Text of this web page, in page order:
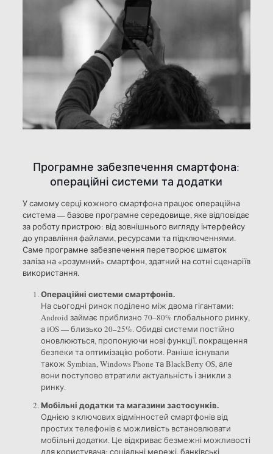
Програмне забезпечення смартфона:
операційні системи та додатки
У самому серці кожного смартфона працює операційна
система — базове програмне середовище, яке відповідає
за роботу пристрою: від зовнішнього вигляду інтерфейсу
до управління файлами, ресурсами та підключеннями.
Саме програмне забезпечення перетворює шматок
заліза на «розумний» смартфон, здатний на сотні сценаріїв
використання.
Операційні системи смартфонів.
На сьогодні ринок поділено між двома гігантами:
Android займає приблизно 70–80% глобального ринку,
а iOS — близько 20–25%. Обидві системи постійно
оновлюються, пропонуючи нові функції, покращення
безпеки та оптимізацію роботи. Раніше існували
також Symbian, Windows Phone та BlackBerry OS, але
вони поступово втратили актуальність і зникли з
ринку.
Мобільні додатки та магазини застосунків.
Однією з ключових відмінностей смартфонів від
простих телефонів є можливість встановлювати
мобільні додатки. Це відкриває безмежні можливості
для користувача: соціальні мережі, банківські